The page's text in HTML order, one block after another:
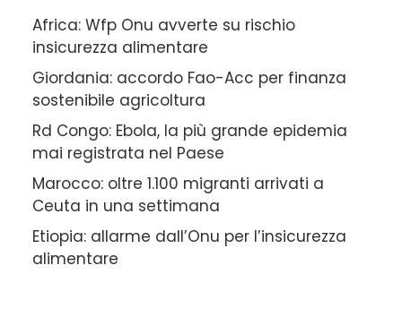
Africa: Wfp Onu avverte su rischio
insicurezza alimentare
Giordania: accordo Fao-Acc per finanza
sostenibile agricoltura
Rd Congo: Ebola, la più grande epidemia
mai registrata nel Paese
Marocco: oltre 1.100 migranti arrivati a
Ceuta in una settimana
Etiopia: allarme dall’Onu per l’insicurezza
alimentare